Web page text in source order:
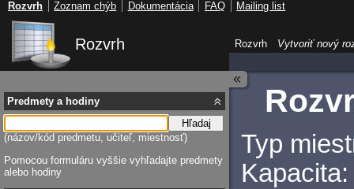
Rozvrh
Typ
Predmety a hodiny
Hľadaj
(názov/kód predmetu, učiteľ, miestnosť)
Pomocou formuláru vyššie vyhľadajte predmety
alebo hodiny
Rozvrh Vytvoriť nový
Rozvrh Zoznam chýb Dokumentácia FAQ Mailing list